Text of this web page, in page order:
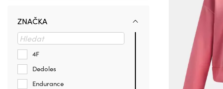
ZNAČKA
4F
Dedoles
Endurance